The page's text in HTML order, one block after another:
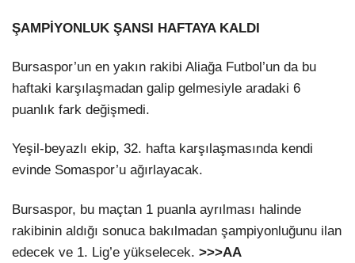
ŞAMPİYONLUK ŞANSI HAFTAYA KALDI
Bursaspor’un en yakın rakibi Aliağa Futbol’un da bu
haftaki karşılaşmadan galip gelmesiyle aradaki 6
puanlık fark değişmedi.
Yeşil-beyazlı ekip, 32. hafta karşılaşmasında kendi
evinde Somaspor’u ağırlayacak.
Bursaspor, bu maçtan 1 puanla ayrılması halinde
rakibinin aldığı sonuca bakılmadan şampiyonluğunu ilan
edecek ve 1. Lig’e yükselecek. >>>AA